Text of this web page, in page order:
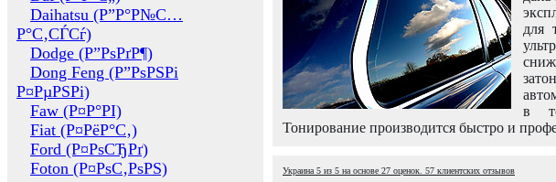
Daihatsu (Р”Р°Р№С…
Р°С‚СЃСѓ)
Dodge (Р”РѕРґР¶)
Dong Feng (Р”РѕРЅРі
Р¤РµРЅРі)
Faw (Р¤Р°РІ)
Fiat (Р¤РёР°С‚)
Ford (Р¤РѕСЂРґ)
Foton (Р¤РѕС‚РѕРЅ)
для
в
Тонирование производится быстро и
Украина 5 из 5 на основе 27 оценок. 57 клиентских отзывов